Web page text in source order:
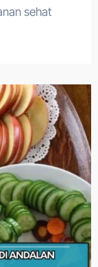
sehat